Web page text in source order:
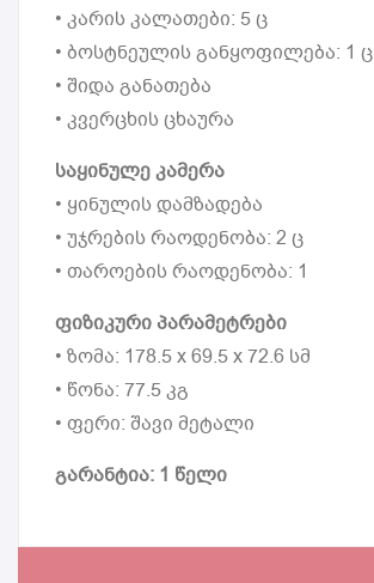
• კარის კალათები: 5 ც
• ბოსტნეულის განყოფილება: 1 ც
• შიდა განათება
• კვერცხის ცხაურა
საყინულე კამერა
• ყინულის დამზადება
• უჯრების რაოდენობა: 2 ც
• თაროების რაოდენობა: 1
ფიზიკური პარამეტრები
• ზომა: 178.5 x 69.5 x 72.6 სმ
• წონა: 77.5 კგ
• ფერი: შავი მეტალი
გარანტია: 1 წელი